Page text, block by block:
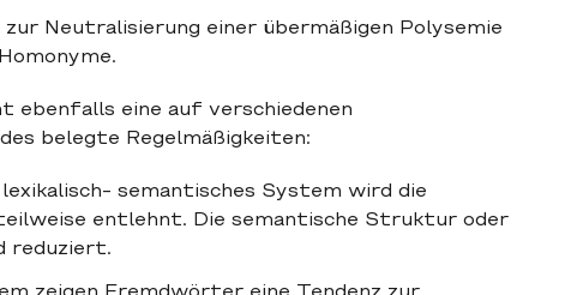
Neutralisierung einer übermäßigen Polysemie
ebenfalls eine auf verschiedenen
belegte Regelmäßigkeiten:
semantisches System wird die
entlehnt. Die semantische Struktur oder
reduziert.